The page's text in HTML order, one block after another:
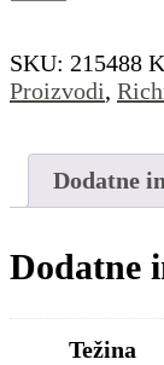
mala
količina
SKU: 215488
Proizvodi,
Dodatne
Dodatne
Težina